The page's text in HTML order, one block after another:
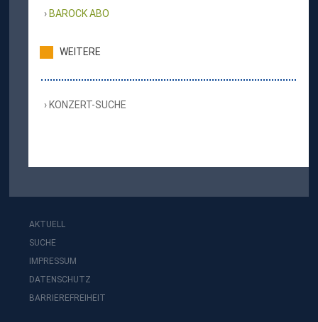
BAROCK ABO
WEITERE
KONZERT-SUCHE
AKTUELL
SUCHE
IMPRESSUM
DATENSCHUTZ
BARRIEREFREIHEIT